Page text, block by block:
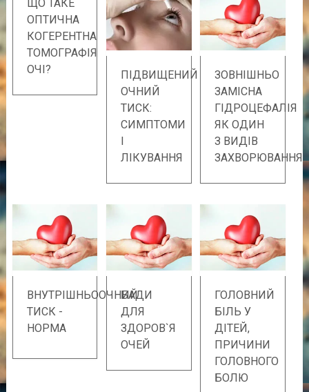
ЩО ТАКЕ
ОПТИЧНА
КОГЕРЕНТНА
ТОМОГРАФІЯ
ОЧІ?
ПІДВИЩЕНИЙ
ОЧНИЙ
ТИСК:
СИМПТОМИ
І
ЛІКУВАННЯ
ЗОВНІШНЬО
ЗАМІСНА
ГІДРОЦЕФАЛІЯ
ЯК ОДИН
З ВИДІВ
ЗАХВОРЮВАННЯ
ВНУТРІШНЬООЧНИЙ
ТИСК -
НОРМА
БАДИ
ДЛЯ
ЗДОРОВ`Я
ОЧЕЙ
ГОЛОВНИЙ
БІЛЬ У
ДІТЕЙ,
ПРИЧИНИ
ГОЛОВНОГО
БОЛЮ